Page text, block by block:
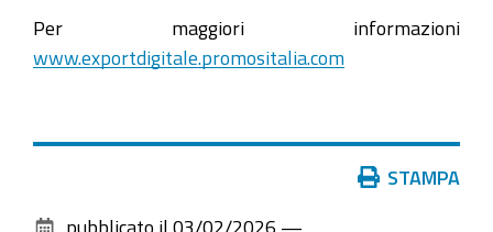
Per maggiori informazioni
www.exportdigitale.promositalia.com
STAMPA
pubblicato il 03/02/2026 —